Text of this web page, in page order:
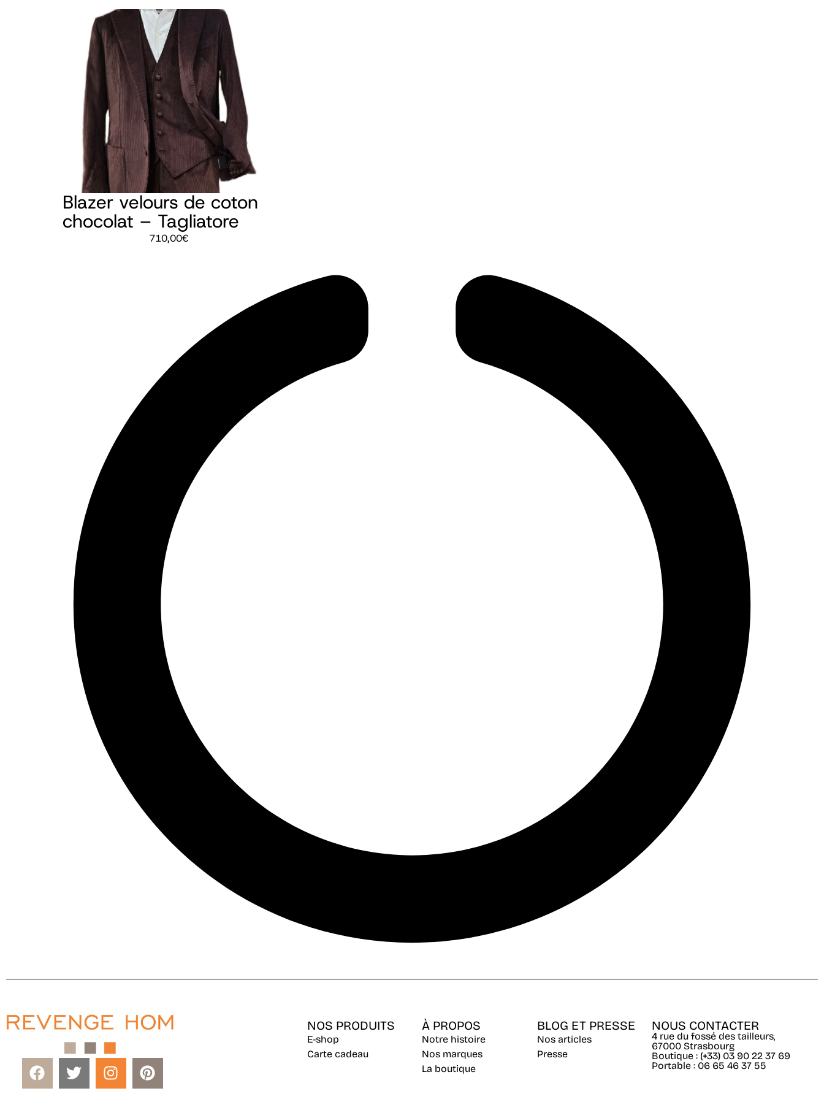
Blazer velours de coton
chocolat – Tagliatore
710,00€
NOS PRODUITS
E-shop
Carte cadeau
À PROPOS
Notre histoire
Nos marques
La boutique
BLOG ET PRESSE
Nos articles
Presse
NOUS CONTACTER
4 rue du fossé des tailleurs,
67000 Strasbourg
Boutique : (+33) 03 90 22 37 69
Portable : 06 65 46 37 55